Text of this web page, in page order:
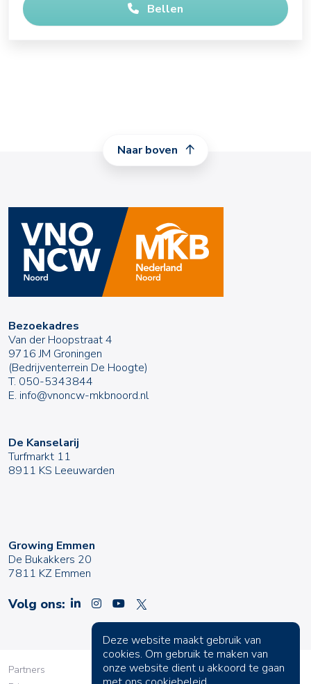
Bellen
Naar boven
Bezoekadres
Van der Hoopstraat 4
9716 JM Groningen
(Bedrijventerrein De Hoogte)
T. 050-5343844
E. info@vnoncw-mkbnoord.nl
De Kanselarij
Turfmarkt 11
8911 KS Leeuwarden
Growing Emmen
De Bukakkers 20
7811 KZ Emmen
Volg ons:
Partners
Deze website maakt gebruik van
cookies. Om gebruik te maken van
onze website dient u akkoord te gaan